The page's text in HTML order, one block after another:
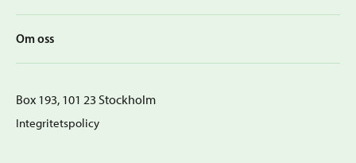
Om oss
Box 193, 101 23 Stockholm
Integritetspolicy